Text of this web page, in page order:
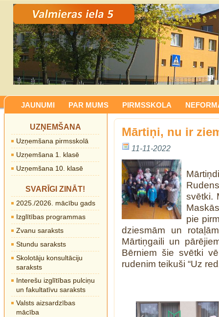
JAUNUMI PAR MUMS PIRMSSKOLA
UZŅEMŠANA
Uzņemšana pirmsskolā
Uzņemšana 1. klasē
Uzņemšana 10. klasē
SVARĪGI ZINĀT!
2025./2026. mācību gads
Izglītības programmas
Zvanu saraksts
Stundu saraksts
Skolotāju konsultāciju
saraksts
Interešu izglītības pulciņu
un fakultatīvu saraksts
Valsts aizsardzības
mācība
Mārtiņi, nu ir
11-11-2022
svētki.
pie
dziesmām un
Mārtiņgaili un
Bērniem šie svētki
rudenim teikuši “Uz